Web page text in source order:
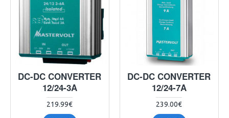
DC-DC CONVERTER
12/24-3A
219.99€
DC-DC CONVERTER
12/24-7A
239.00€